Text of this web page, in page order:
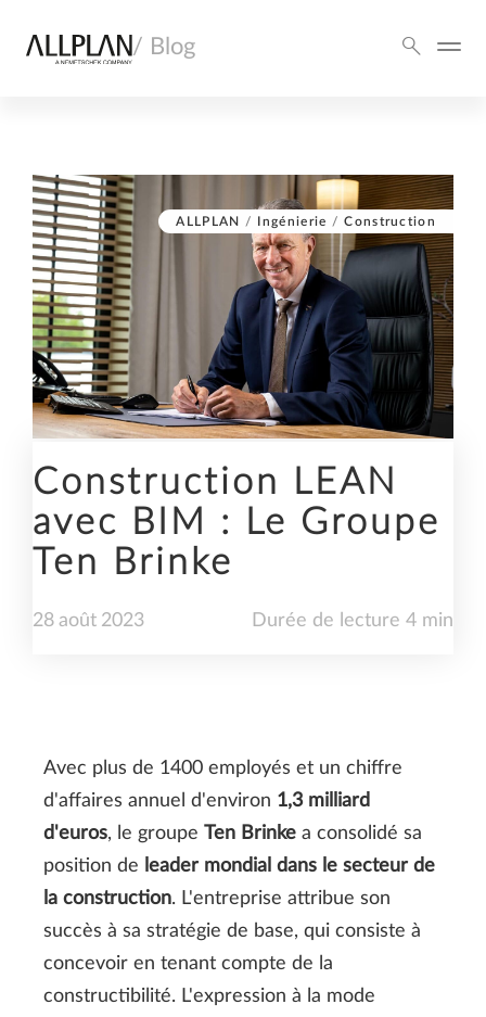
/ Blog
ALLPLAN / Ingénierie /Construction
Construction LEAN
avec BIM : Le Groupe
Ten Brinke
28 août 2023 Durée de lecture 4 min
Avec plus de 1400 employés et un chiffre
d'affaires annuel d'environ 1,3 milliard
d'euros, le groupe Ten Brinke a consolidé sa
position de leader mondial dans le secteur de
la construction. L'entreprise attribue son
succès à sa stratégie de base, qui consiste à
concevoir en tenant compte de la
constructibilité. L'expression à la mode